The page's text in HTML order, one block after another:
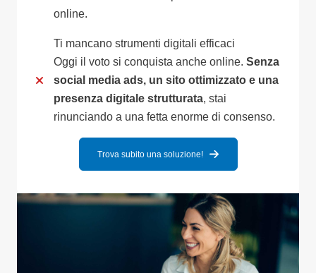
online.
Ti mancano strumenti digitali efficaci
Oggi il voto si conquista anche online. Senza
social media ads, un sito ottimizzato e una
presenza digitale strutturata, stai
rinunciando a una fetta enorme di consenso.
Trova subito una soluzione!